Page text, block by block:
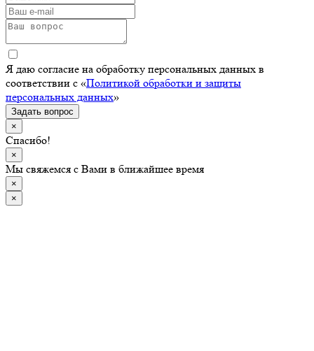
Я даю согласие на обработку персональных данных в
соответствии с «Политикой обработки и защиты
персональных данных»
Задать вопрос
×
Спасибо!
×
Мы свяжемся с Вами в ближайшее время
×
×